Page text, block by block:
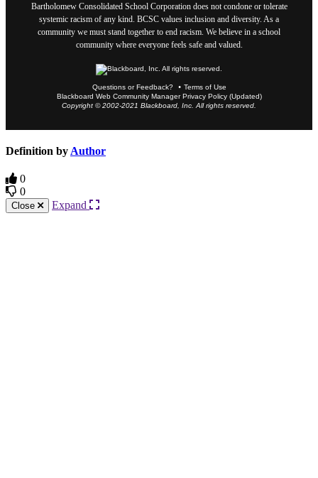
Bartholomew Consolidated School Corporation does not condone or tolerate
systemic racism of any kind. BCSC values inclusion and diversity. As a
community we must stand together to end racism. We believe in a school
community where everyone feels safe and valued.
Questions or Feedback?
Terms of Use
Blackboard Web Community Manager Privacy Policy (Updated)
Copyright © 2002-2021 Blackboard, Inc. All rights reserved.
Definition by Author
0
0
Close Expand